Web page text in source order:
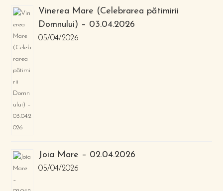
Vinerea Mare (Celebrarea pătimirii
Domnului) – 03.04.2026
05/04/2026
Joia Mare – 02.04.2026
05/04/2026